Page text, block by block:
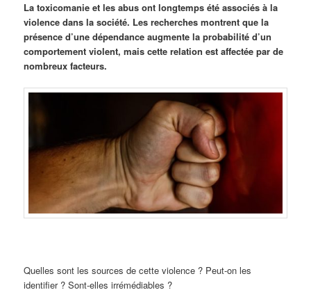
La toxicomanie et les abus ont longtemps été associés à la
violence dans la société. Les recherches montrent que la
présence d’une dépendance augmente la probabilité d’un
comportement violent, mais cette relation est affectée par de
nombreux facteurs.
Quelles sont les sources de cette violence ? Peut-on les
identifier ? Sont-elles irrémédiables ?